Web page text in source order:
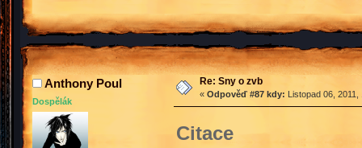
Anthony Poul
Dospělák
Re: Sny o zvb
« Odpověď #87 kdy: Listopad 06, 2011,
Citace